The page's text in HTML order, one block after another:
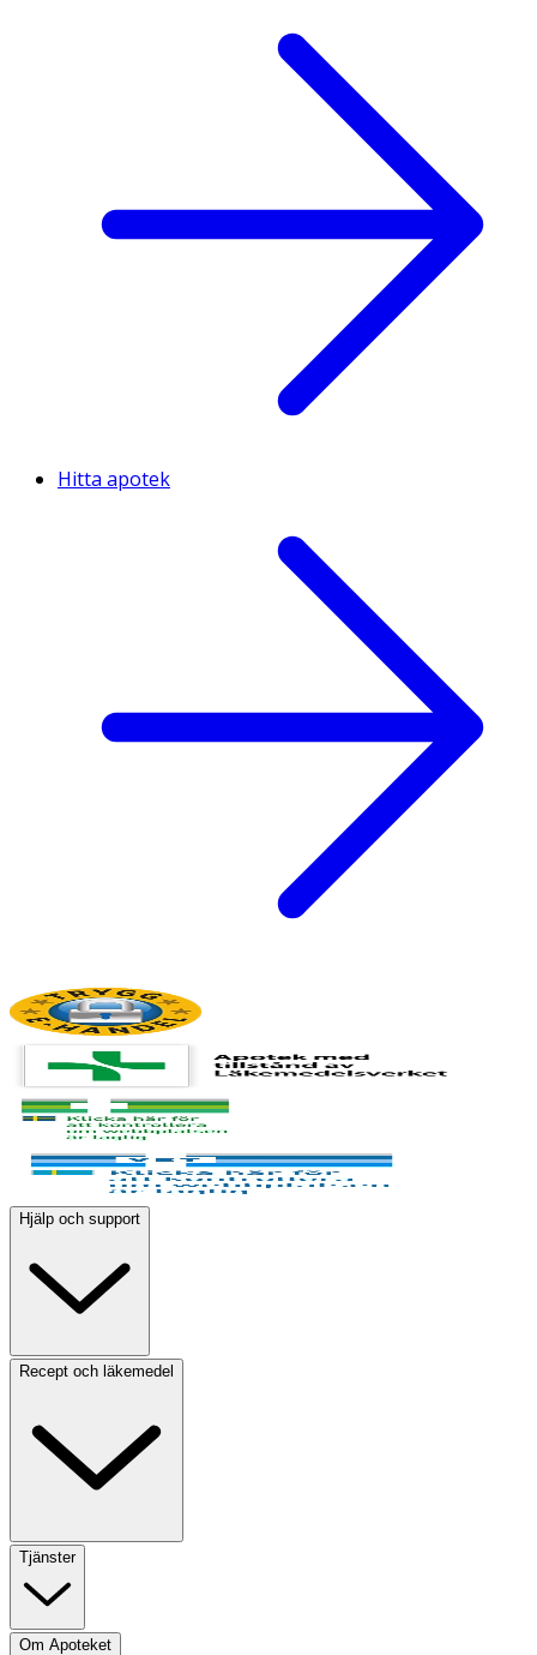
Hitta apotek
Hjälp och support
Recept och läkemedel
Tjänster
Om Apoteket